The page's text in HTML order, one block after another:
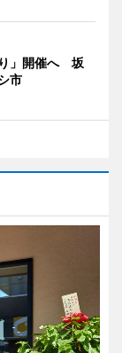
」開催へ 坂
市